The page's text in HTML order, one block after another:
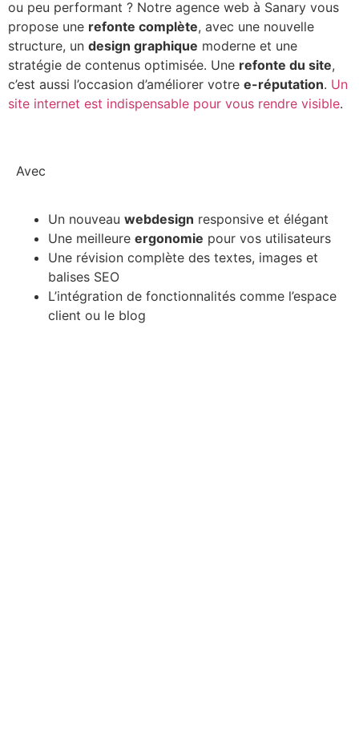
ou peu performant ? Notre agence web à Sanary vous
propose une refonte complète, avec une nouvelle
structure, un design graphique moderne et une
stratégie de contenus optimisée. Une refonte du site,
c’est aussi l’occasion d’améliorer votre e-réputation. Un
site internet est indispensable pour vous rendre visible.
Avec
Un nouveau webdesign responsive et élégant
Une meilleure ergonomie pour vos utilisateurs
Une révision complète des textes, images et
balises SEO
L’intégration de fonctionnalités comme l’espace
client ou le blog